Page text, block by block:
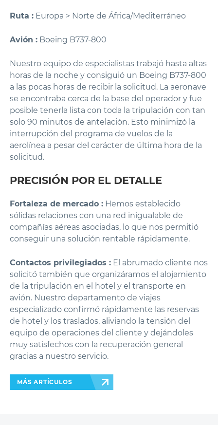
Ruta : Europa > Norte de África/Mediterráneo
Avión : Boeing B737-800
Nuestro equipo de especialistas trabajó hasta altas
horas de la noche y consiguió un Boeing B737-800
a las pocas horas de recibir la solicitud. La aeronave
se encontraba cerca de la base del operador y fue
posible tenerla lista con toda la tripulación con tan
solo 90 minutos de antelación. Esto minimizó la
interrupción del programa de vuelos de la
aerolínea a pesar del carácter de última hora de la
solicitud.
PRECISIÓN POR EL DETALLE
Fortaleza de mercado : Hemos establecido
sólidas relaciones con una red inigualable de
compañías aéreas asociadas, lo que nos permitió
conseguir una solución rentable rápidamente.
Contactos privilegiados : El abrumado cliente nos
solicitó también que organizáramos el alojamiento
de la tripulación en el hotel y el transporte en
avión. Nuestro departamento de viajes
especializado confirmó rápidamente las reservas
de hotel y los traslados, aliviando la tensión del
equipo de operaciones del cliente y dejándoles
muy satisfechos con la recuperación general
gracias a nuestro servicio.
MÁS ARTÍCULOS